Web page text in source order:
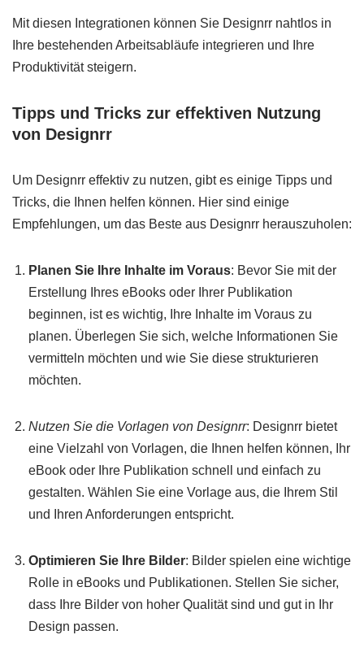
Mit diesen Integrationen können Sie Designrr nahtlos in
Ihre bestehenden Arbeitsabläufe integrieren und Ihre
Produktivität steigern.
Tipps und Tricks zur effektiven Nutzung
von Designrr
Um Designrr effektiv zu nutzen, gibt es einige Tipps und
Tricks, die Ihnen helfen können. Hier sind einige
Empfehlungen, um das Beste aus Designrr herauszuholen:
Planen Sie Ihre Inhalte im Voraus: Bevor Sie mit der
Erstellung Ihres eBooks oder Ihrer Publikation
beginnen, ist es wichtig, Ihre Inhalte im Voraus zu
planen. Überlegen Sie sich, welche Informationen Sie
vermitteln möchten und wie Sie diese strukturieren
möchten.
Nutzen Sie die Vorlagen von Designrr: Designrr bietet
eine Vielzahl von Vorlagen, die Ihnen helfen können, Ihr
eBook oder Ihre Publikation schnell und einfach zu
gestalten. Wählen Sie eine Vorlage aus, die Ihrem Stil
und Ihren Anforderungen entspricht.
Optimieren Sie Ihre Bilder: Bilder spielen eine wichtige
Rolle in eBooks und Publikationen. Stellen Sie sicher,
dass Ihre Bilder von hoher Qualität sind und gut in Ihr
Design passen.